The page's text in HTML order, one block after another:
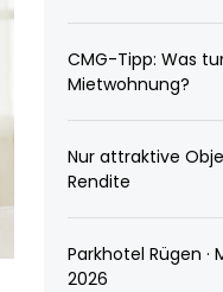
CMG-Tipp: Was
Mietwohnung?
Nur attraktive
Rendite
Parkhotel Rügen
2026